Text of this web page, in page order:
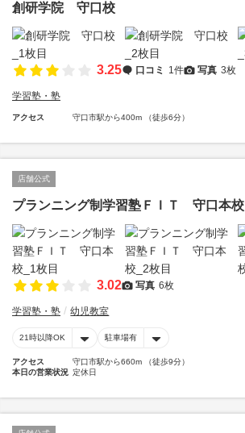
創研学院 守口校
3.25 口コミ 1件 写真 3枚
学習塾・塾
アクセス 守口市駅から400m （徒歩6分）
店舗公式
プランニング制学習塾ＦＩＴ 守口本校
3.02 写真 6枚
学習塾・塾 幼児教室
21時以降OK 駐車場有
アクセス
守口市駅から660m （徒歩9分）
本日の営業状況 定休日